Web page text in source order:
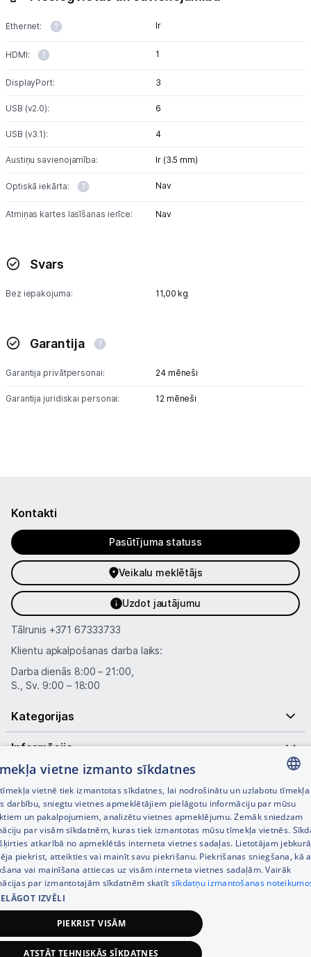
Ethernet: Ir
HDMI: 1
DisplayPort: 3
USB (v2.0): 6
USB (v3.1): 4
Austiņu savienojamība: Ir (3.5 mm)
Optiskā iekārta: Nav
Atmiņas kartes lasīšanas ierīce: Nav
Svars
Bez iepakojuma: 11,00 kg
Garantija
Garantija privātpersonai: 24 mēneši
Garantija juridiskai personai: 12 mēneši
Kontakti
Pasūtījuma statuss
Veikalu meklētājs
Uzdot jautājumu
Tālrunis +371 67333733
Klientu apkalpošanas darba laiks:
Darba dienās 8:00 – 21:00,
S., Sv. 9:00 – 18:00
Kategorijas
Informācija
Noderīgas saites
© SIA Tet 2026 -
LATVIAN
RUSSIAN
ENGLISH
vietne izmanto sīkdatnes
vietnē tiek izmantotas sīkdatnes, lai nodrošinātu un uzlabotu tīmekļa
darbību, sniegtu vietnes apmeklētājiem pielāgotu informāciju par mūsu
un pakalpojumiem, analizētu vietnes apmeklējumu. Zemāk sniedzam
par visām sīkdatnēm, kuras tiek izmantotas mūsu tīmekļa vietnēs.
atkarībā no apmeklētās interneta vietnes sadaļas. Lietotājam
piekrist, atteikties vai mainīt savu piekrišanu. Piekrišanas sniegšana, kā
vai mainīšana attiecas uz visām interneta vietnes sadaļām. Vairāk
par izmantotajām sīkdatnēm skatīt sīkdatņu izmantošanas
IZVĒLI
PIEKRIST VISĀM
ATSTĀT TEHNISKĀS SĪKDATNES